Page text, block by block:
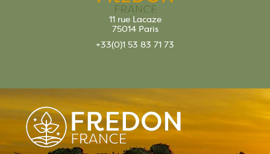
11 rue Lacaze
75014 Paris
+33(0)1 53 83 71 73